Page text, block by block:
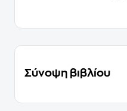
Σύνοψη βιβλίου